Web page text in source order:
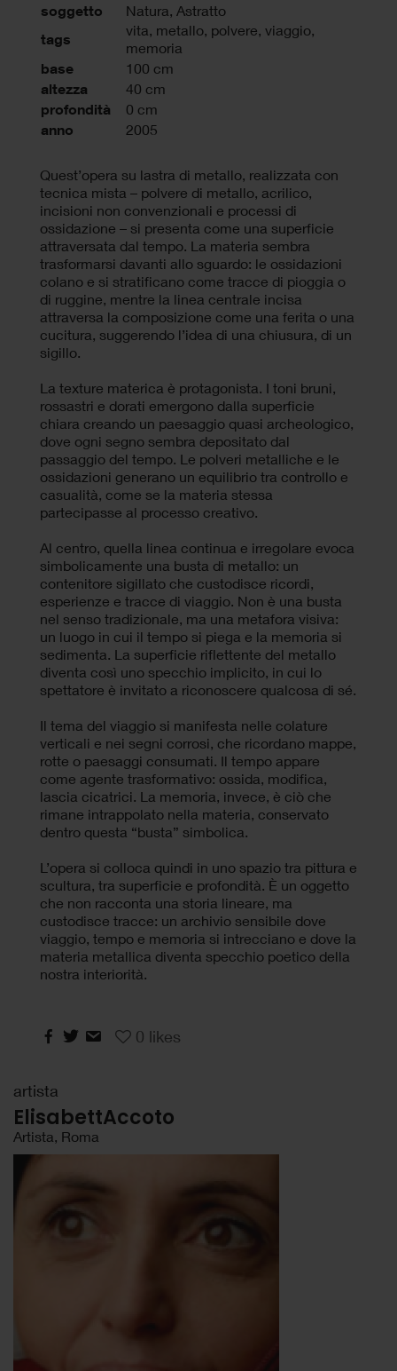
soggetto Natura, Astratto
tags
vita metallo polvere viaggio
memoria
base 100 cm
altezza 40 cm
profondità 0 cm
anno 2005
Quest’opera su lastra di metallo, realizzata con
tecnica mista – polvere di metallo, acrilico,
incisioni non convenzionali e processi di
ossidazione – si presenta come una superficie
attraversata dal tempo. La materia sembra
trasformarsi davanti allo sguardo: le ossidazioni
colano e si stratificano come tracce di pioggia o
di ruggine, mentre la linea centrale incisa
attraversa la composizione come una ferita o una
cucitura, suggerendo l’idea di una chiusura, di un
sigillo.
La texture materica è protagonista. I toni bruni,
rossastri e dorati emergono dalla superficie
chiara creando un paesaggio quasi archeologico,
dove ogni segno sembra depositato dal
passaggio del tempo. Le polveri metalliche e le
ossidazioni generano un equilibrio tra controllo e
casualità, come se la materia stessa
partecipasse al processo creativo.
Al centro, quella linea continua e irregolare evoca
simbolicamente una busta di metallo: un
contenitore sigillato che custodisce ricordi,
esperienze e tracce di viaggio. Non è una busta
nel senso tradizionale, ma una metafora visiva:
un luogo in cui il tempo si piega e la memoria si
sedimenta. La superficie riflettente del metallo
diventa così uno specchio implicito, in cui lo
spettatore è invitato a riconoscere qualcosa di sé.
Il tema del viaggio si manifesta nelle colature
verticali e nei segni corrosi, che ricordano mappe,
rotte o paesaggi consumati. Il tempo appare
come agente trasformativo: ossida, modifica,
lascia cicatrici. La memoria, invece, è ciò che
rimane intrappolato nella materia, conservato
dentro questa “busta” simbolica.
L’opera si colloca quindi in uno spazio tra pittura e
scultura, tra superficie e profondità. È un oggetto
che non racconta una storia lineare, ma
custodisce tracce: un archivio sensibile dove
viaggio, tempo e memoria si intrecciano e dove la
materia metallica diventa specchio poetico della
nostra interiorità.
0 likes
artista
ElisabettAccoto
Artista, Roma